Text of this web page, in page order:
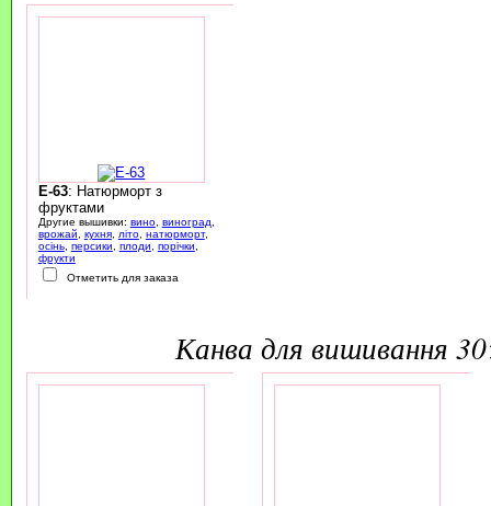
E-63: Натюрморт з
фруктами
Другие вышивки: вино, виноград
врожай
кухня, літо, натюрморт,
осінь, персики плоди порічки
фрукти
Отметить для заказа
канва для вишивання